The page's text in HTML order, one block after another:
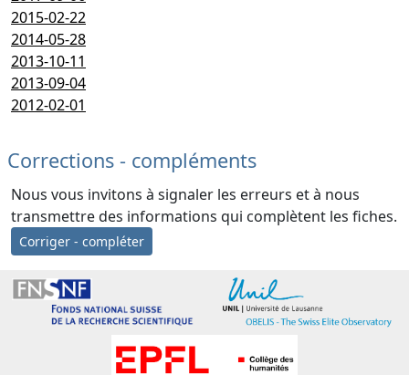
2015-02-22
2014-05-28
2013-10-11
2013-09-04
2012-02-01
Corrections - compléments
Nous vous invitons à signaler les erreurs et à nous
transmettre des informations qui complètent les fiches.
Corriger - compléter